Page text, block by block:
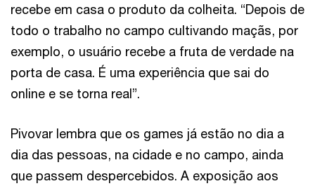
recebe em casa o produto da colheita. “Depois de
todo o trabalho no campo cultivando maçãs, por
exemplo, o usuário recebe a fruta de verdade na
porta de casa. É uma experiência que sai do
online e se torna real”.
Pivovar lembra que os games já estão no dia a
dia das pessoas, na cidade e no campo, ainda
que passem despercebidos. A exposição aos